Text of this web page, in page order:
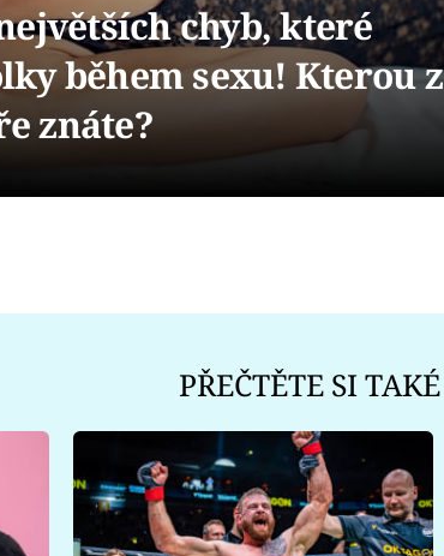
chyb, které
během sexu! Kterou z
znáte?
PŘEČTĚTE SI TAKÉ